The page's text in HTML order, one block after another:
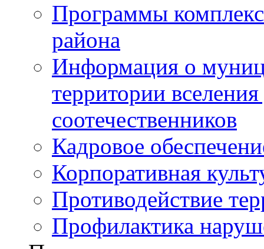
Программы
района
Информация о
территории
соотечественников
Кадровое
Корпоративная
Противодействие
Профилактика